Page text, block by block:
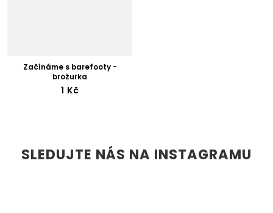
Začínáme s barefooty -
brožurka
1 Kč
SLEDUJTE NÁS NA INSTAGRAMU